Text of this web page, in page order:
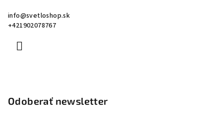
info@svetloshop.sk
+421902078767
Odoberať newsletter